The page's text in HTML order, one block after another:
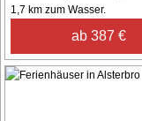
1,7 km zum Wasser.
ab 387 €